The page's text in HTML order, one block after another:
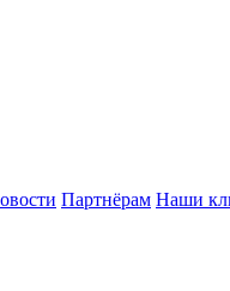
Партнёрам Наши